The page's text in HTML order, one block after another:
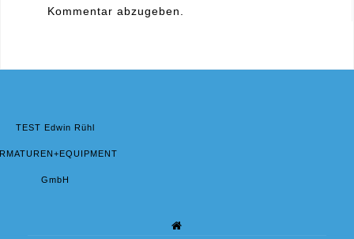
Kommentar abzugeben.
TEST Edwin Rühl
GmbH